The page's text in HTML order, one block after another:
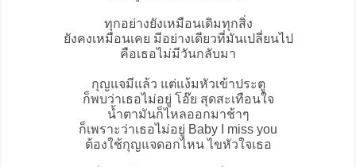
ทุกอย่างยังเหมือนเดิมทุกสิ่ง
ยังคงเหมือนเคย มีอย่างเดียวที่มันเปลี่ยนไป
คือเธอไม่มีวันกลับมา
กุญแจมีแล้ว แต่แง้มหัวเข้าประตู
ก็พบว่าเธอไม่อยู่ โอ๊ย สุดสะเทือนใจ
น้ำตามันก็ไหลออกมาช้าๆ
ก็เพราะว่าเธอไม่อยู่ Baby I miss you
ต้องใช้กุญแจดอกไหน ไขหัวใจเธอ